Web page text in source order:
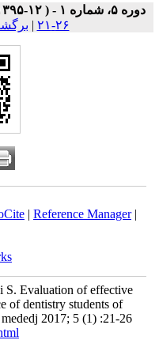
دوره ۵، شماره ۱ - ( ۱۲-۱۳۹۵ )
۲۶-۲۱
|
|Reference Manager
S. Evaluation of effective
of dentistry students of
mededj 2017; 5 (1) :21-26